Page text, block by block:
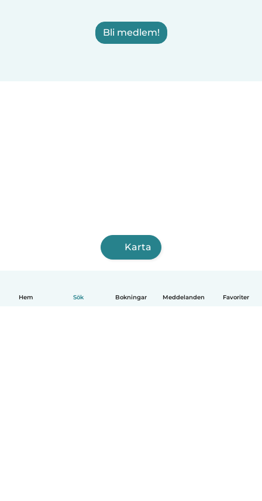
Hem Sök Bokningar Meddelanden Favoriter
Bli medlem!
Karta